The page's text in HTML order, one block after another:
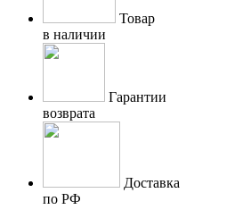
Товар
в наличии
Гарантии
возврата
Доставка
по РФ